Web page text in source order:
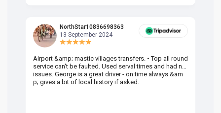
NorthStar10836698363
13 September 2024
Airport &amp; mastic villages transfers. • Top all round
service can't be faulted. Used serval times and had no
issues. George is a great driver - on time always &am
p; gives a bit of local history if asked.